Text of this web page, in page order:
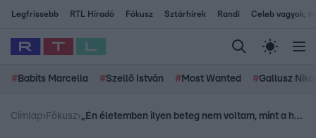
Legfrissebb RTL Híradó Fókusz Sztárhírek Randi Celeb vagyok,
# Babits Marcella #Szellő István # Most Wanted #Gallusz
Címlap› Fókusz› „Én életemben ilyen beteg nem voltam, mint a hatodik kemó után” – Reviczky Gábor szépen javul, már a színpadra is visszatért